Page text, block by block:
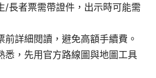
/長者票需帶證件，出示時可能需
前詳細閱讀，避免高額手續費。
悉，先用官方路線圖與地圖工具